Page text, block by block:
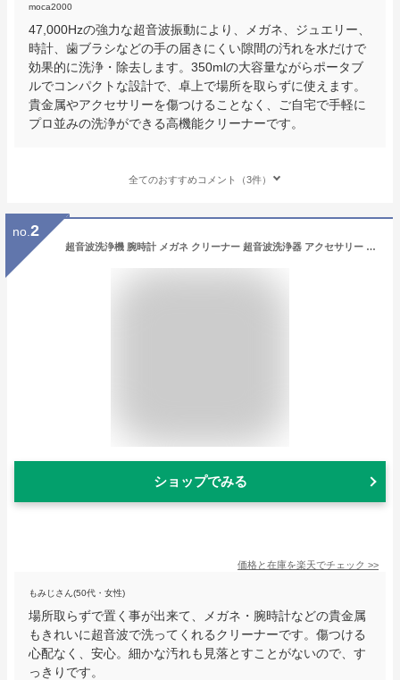
moca2000
47,000Hzの強力な超音波振動により、メガネ、ジュエリー、
時計、歯ブラシなどの手の届きにくい隙間の汚れを水だけで
効果的に洗浄・除去します。350mlの大容量ながらポータブ
ルでコンパクトな設計で、卓上で場所を取らずに使えます。
貴金属やアクセサリーを傷つけることなく、ご自宅で手軽に
プロ並みの洗浄ができる高機能クリーナーです。
全てのおすすめコメント（3件）
no. 2
超音波洗浄機 腕時計 メガネ クリーナー 超音波洗浄器 アクセサリー 洗浄機 小型超音波洗浄器 めがね 超音波 メガネ洗浄機 眼鏡洗浄機 コンパクト 小さい ミニ 軽量 静音 自動洗浄 クリーナー 指輪 入れ歯 ブレスレット 小型 メガネクリーナー 手垢 油膜
ショップでみる
価格と在庫を楽天でチェック >>
もみじさん(50代・女性)
場所取らずで置く事が出来て、メガネ・腕時計などの貴金属
もきれいに超音波で洗ってくれるクリーナーです。傷つける
心配なく、安心。細かな汚れも見落とすことがないので、す
っきりです。